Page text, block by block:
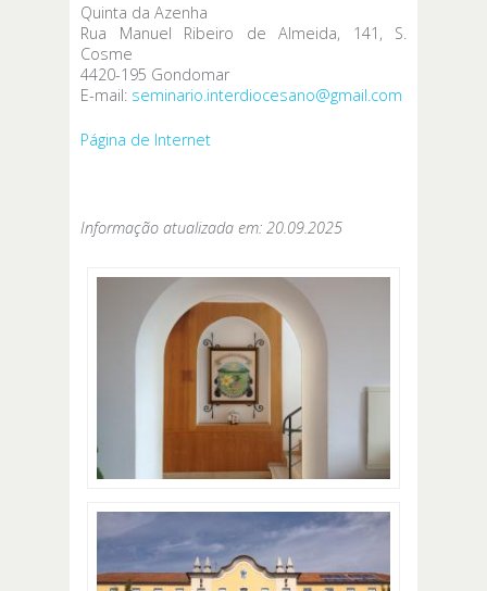
Quinta da Azenha
Rua Manuel Ribeiro de Almeida, 141, S.
Cosme
4420-195 Gondomar
E-mail: seminario.interdiocesano@gmail.com
Página de Internet
Informação atualizada em: 20.09.2025